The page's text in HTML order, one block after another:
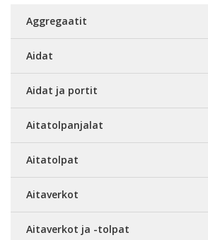
Aggregaatit
Aidat
Aidat ja portit
Aitatolpanjalat
Aitatolpat
Aitaverkot
Aitaverkot ja -tolpat